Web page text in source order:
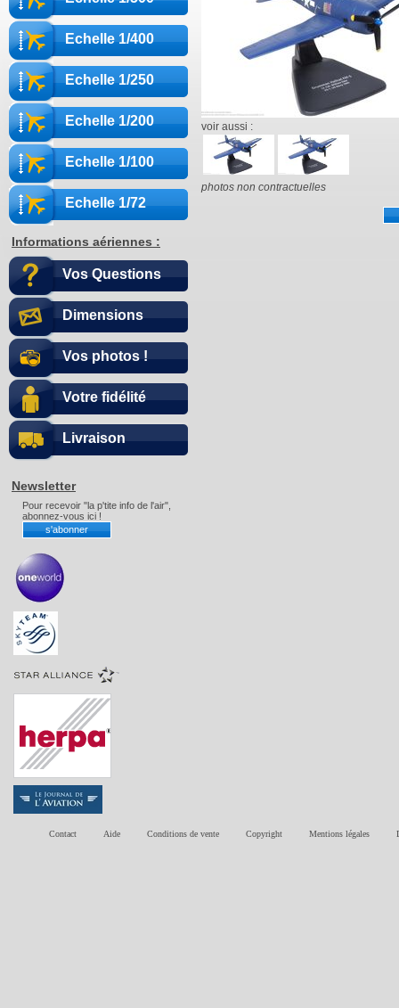
Echelle 1/400
Echelle 1/250
Echelle 1/200
Echelle 1/100
Echelle 1/72
Informations aériennes :
Vos Questions
Dimensions
Vos photos !
Votre fidélité
Livraison
Newsletter
Pour recevoir "la p'tite info de l'air",
abonnez-vous ici !
voir aussi :
photos non contractuelles
Contact Aide Conditions de vente Copyright Mentions légales